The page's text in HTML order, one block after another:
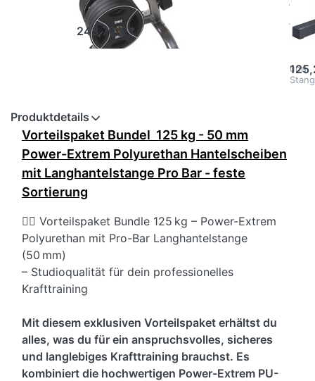
Xtreme OWT-7-16
bietet eine
professionelle
und
💪. Mit seinen 7
stabilen…
243,70 € *
Mit
und
Produktdetails
Vorteilspaket Bundel 125 kg - 50 mm
Power-Extrem Polyurethan Hantelscheiben
mit Langhantelstange Pro Bar - feste
Sortierung
🏋️‍♂️ Vorteilspaket Bundle 125 kg – Power-Extrem
Polyurethan mit Pro-Bar Langhantelstange
(50 mm)
– Studioqualität für dein professionelles
Krafttraining
Mit diesem exklusiven Vorteilspaket erhältst du
alles, was du für ein anspruchsvolles, sicheres
und langlebiges Krafttraining brauchst. Es
kombiniert die hochwertigen Power-Extrem PU-